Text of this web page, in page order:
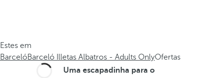
Estes em
BarcelóBarceló Illetas Albatros - Adults OnlyOfertas
Uma escapadinha para o